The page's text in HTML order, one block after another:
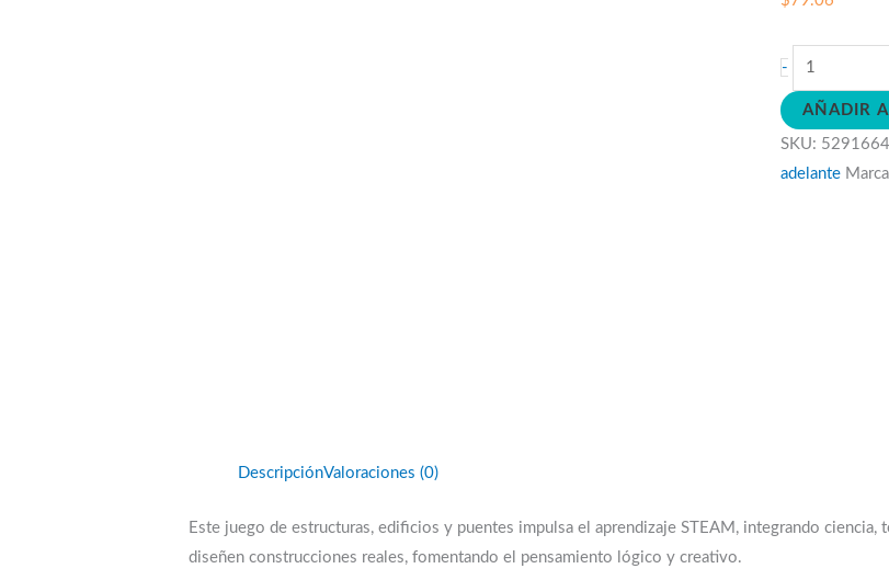
-
Estructuras,
edificios
puentes
cantidad
AÑADIR
SKU:
adelante
DescripciónValoraciones (0)
Este juego de estructuras, edificios y puentes impulsa el aprendizaje STEAM, integrando
diseñen construcciones reales, fomentando el pensamiento lógico y creativo.